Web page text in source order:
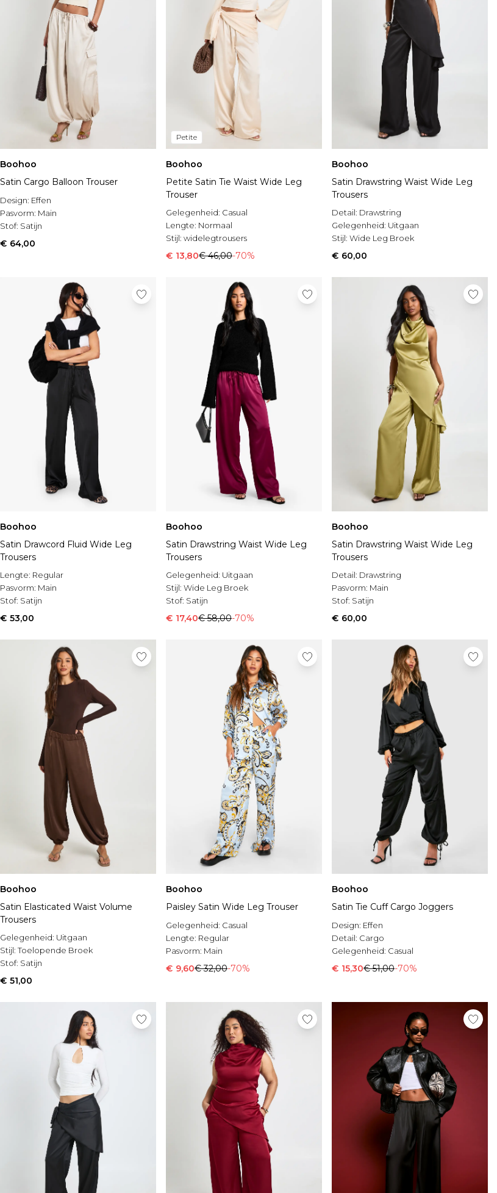
Boohoo
Satin Cargo Balloon Trouser
Design: Effen
Pasvorm: Main
Stof: Satijn
€ 64,00
Petite
Boohoo
Petite Satin Tie Waist Wide Leg
Trouser
Gelegenheid: Casual
Lengte: Normaal
Stijl: widelegtrousers
€ 13,80€ 46,00-70%
Boohoo
Satin Drawstring Waist Wide Leg
Trousers
Detail: Drawstring
Gelegenheid: Uitgaan
Stijl: Wide Leg Broek
€ 60,00
Boohoo
Satin Drawcord Fluid Wide Leg
Trousers
Lengte: Regular
Pasvorm: Main
Stof: Satijn
€ 53,00
Boohoo
Satin Drawstring Waist Wide Leg
Trousers
Gelegenheid: Uitgaan
Stijl: Wide Leg Broek
Stof: Satijn
€ 17,40€ 58,00-70%
Boohoo
Satin Drawstring Waist Wide Leg
Trousers
Detail: Drawstring
Pasvorm: Main
Stof: Satijn
€ 60,00
Boohoo
Satin Elasticated Waist Volume
Trousers
Gelegenheid: Uitgaan
Stijl:Toelopende Broek
Stof: Satijn
€ 51,00
Boohoo
Paisley Satin Wide Leg Trouser
Gelegenheid: Casual
Lengte: Regular
Pasvorm: Main
€ 9,60€ 32,00-70%
Boohoo
Satin Tie Cuff Cargo Joggers
Design: Effen
Detail: Cargo
Gelegenheid: Casual
€ 15,30€ 51,00-70%